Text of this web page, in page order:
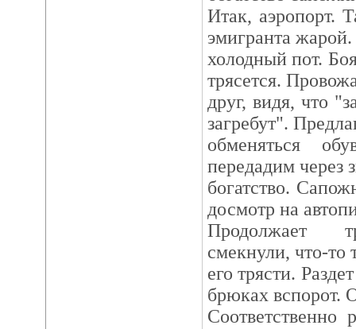
Итак, аэропорт.
эмигранта
холодный пот.
трясется.
друг, видя, что
загребут".
обменяться
передадим через
богатство.
досмотр на
Продолжает
смекнули, что-то
его трясти.
брюках вспорот.